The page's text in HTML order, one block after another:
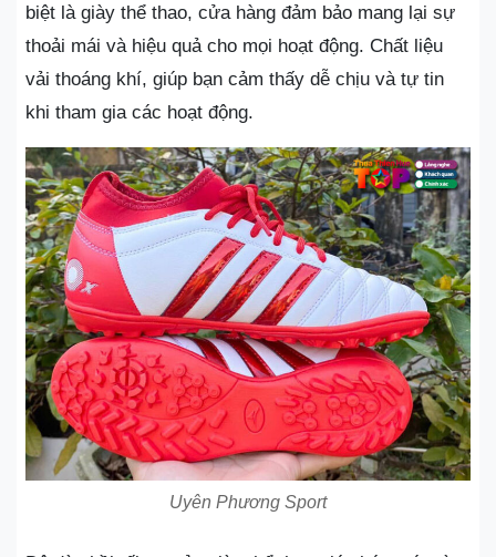
biệt là giày thể thao, cửa hàng đảm bảo mang lại sự
thoải mái và hiệu quả cho mọi hoạt động. Chất liệu
vải thoáng khí, giúp bạn cảm thấy dễ chịu và tự tin
khi tham gia các hoạt động.
Uyên Phương Sport